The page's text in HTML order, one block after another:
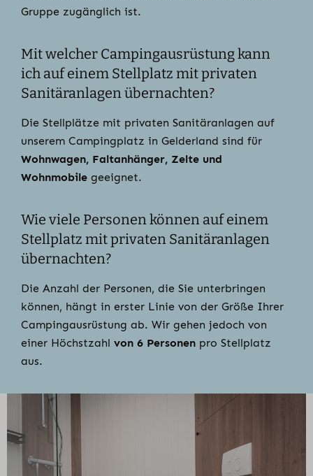
Gruppe zugänglich ist.
Mit welcher Campingausrüstung kann
ich auf einem Stellplatz mit privaten
Sanitäranlagen übernachten?
Die Stellplätze mit privaten Sanitäranlagen auf
unserem Campingplatz in Gelderland sind für
Wohnwagen, Faltanhänger, Zelte und
Wohnmobile geeignet.
Wie viele Personen können auf einem
Stellplatz mit privaten Sanitäranlagen
übernachten?
Die Anzahl der Personen, die Sie unterbringen
können, hängt in erster Linie von der Größe Ihrer
Campingausrüstung ab. Wir gehen jedoch von
einer Höchstzahlvon 6 Personen pro Stellplatz
aus.